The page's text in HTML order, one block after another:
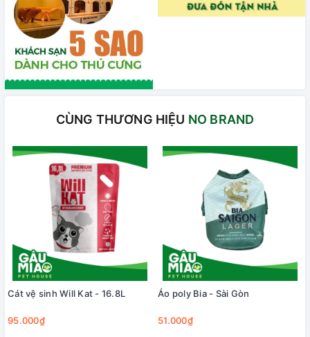
CÙNG THƯƠNG HIỆU NO BRAND
Cát vệ sinh Will Kat - 16.8L
95.000₫
Áo poly Bia - Sài Gòn
51.000₫